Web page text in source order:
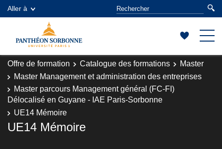
Aller à
Offre de formation Catalogue des formations
Master
Master Management et administration des entreprises
Master parcours Management général (FC-FI)
Délocalisé en Guyane - IAE Paris-Sorbonne
UE14 Mémoire
UE14 Mémoire